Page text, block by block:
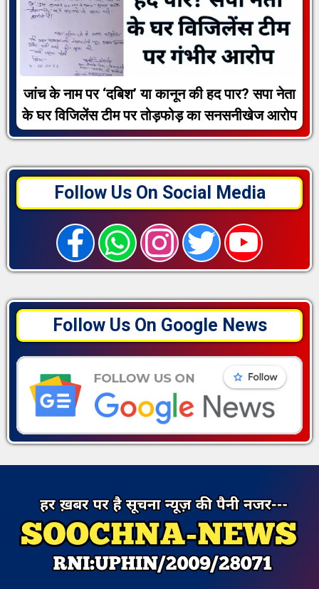
जांच के नाम पर ‘दबिश’ या कानून की हद पार? सपा नेता
के घर विजिलेंस टीम पर तोड़फोड़ का सनसनीखेज आरोप
Follow Us On Social Media
Follow Us On Google News